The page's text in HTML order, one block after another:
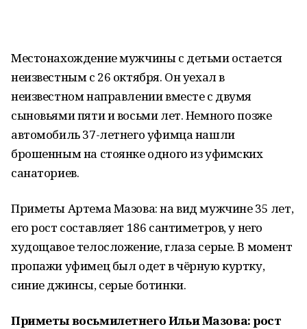
Местонахождение мужчины с детьми остается
неизвестным с 26 октября. Он уехал в
неизвестном направлении вместе с двумя
сыновьями пяти и восьми лет. Немного позже
автомобиль 37-летнего уфимца нашли
брошенным на стоянке одного из уфимских
санаториев.
Приметы Артема Мазова: на вид мужчине 35 лет,
его рост составляет 186 сантиметров, у него
худощавое телосложение, глаза серые. В момент
пропажи уфимец был одет в чёрную куртку,
синие джинсы, серые ботинки.
Приметы восьмилетнего Ильи Мазова: рост